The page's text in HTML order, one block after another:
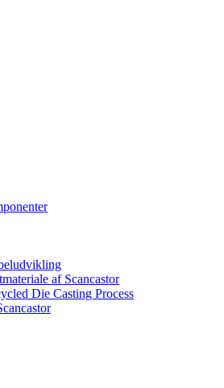
af Scancastor
Die Casting Process